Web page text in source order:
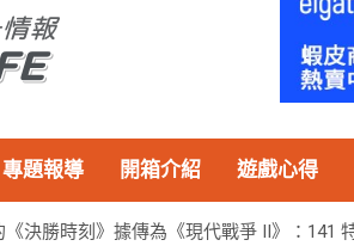
專題報導 開箱介紹 遊戲心得
《決勝時刻》據傳為《現代戰爭 II》：141